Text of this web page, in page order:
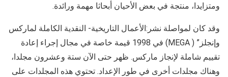
ومتزايدا، منتجة في بعض الأحيان أبحاثا مهمة ورائدة.
وقد كان لمواصلة نشر:الأعمال التاريخية- النقدية الكاملة لماركس
وإنجلز” ( MEGA) في 1998 قيمة خاصة في مجال إجراء إعادة
تقييم شاملة لإنجاز ماركس. ظهر حتى الآن ستة وعشرون مجلدا،
وهناك مجلدات أخرى في طور الإعداد. تحتوي هذه المجلدات على